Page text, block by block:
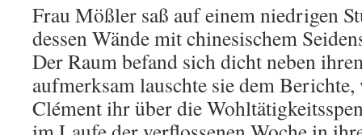
Frau Mößler saß auf einem niedrigen
dessen Wände mit chinesischem
Der Raum befand sich dicht neben
aufmerksam lauschte sie dem
Clément ihr über die